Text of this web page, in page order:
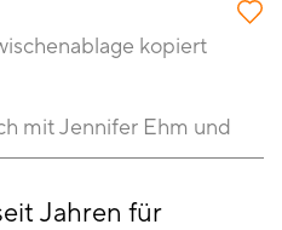
kopiert
mit Jennifer Ehm und
Jahren für